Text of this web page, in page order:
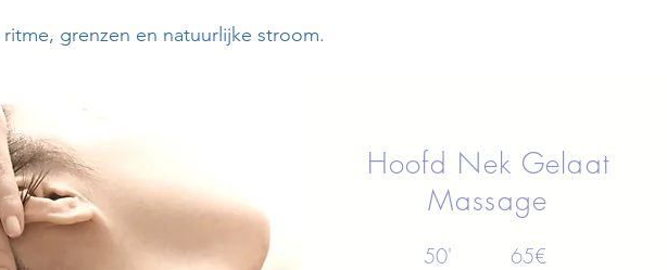
grenzen en natuurlijke stroom.
Hoofd Nek Gelaat
Massage
50' 65€